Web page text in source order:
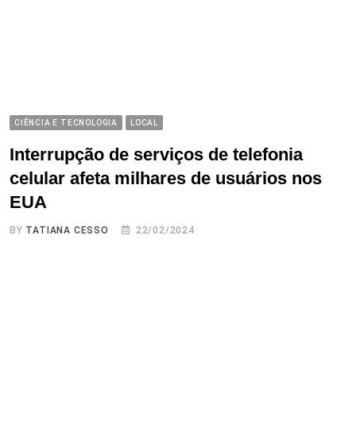
CIÊNCIA E TECNOLOGIA LOCAL
Interrupção de serviços de telefonia
celular afeta milhares de usuários nos
EUA
BY TATIANA CESSO 22/02/2024